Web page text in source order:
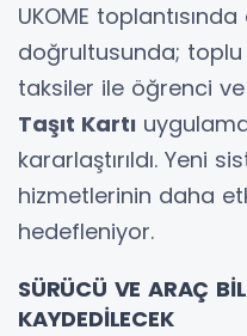
UKOME
doğrultusunda; toplu
taksiler ile öğrenci
Taşıt Kartı
kararlaştırıldı. Yeni
hizmetlerinin daha
hedefleniyor.
SÜRÜCÜ VE ARAÇ
KAYDEDİLECEK